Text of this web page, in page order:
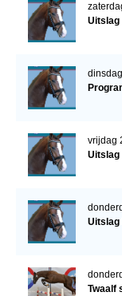
Uitslag
vrijdag
Uitslag
Uitslag
Twaalf